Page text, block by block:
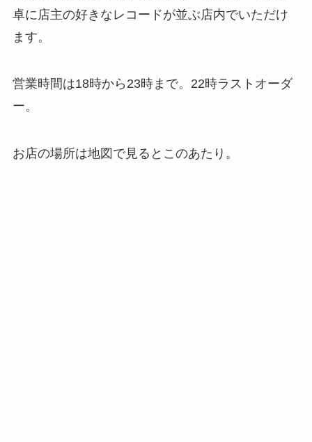
卓に店主の好きなレコードが並ぶ店内でいただけ
ます。
営業時間は18時から23時まで。22時ラストオーダ
ー。
お店の場所は地図で見るとこのあたり。